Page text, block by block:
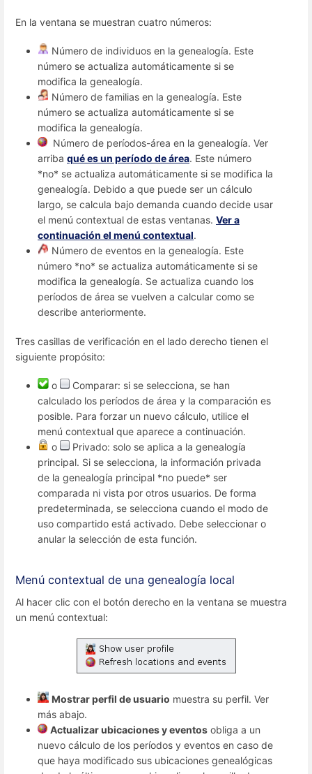
En la ventana se muestran cuatro números:
Número de individuos en la genealogía. Este
número se actualiza automáticamente si se
modifica la genealogía.
Número de familias en la genealogía. Este
número se actualiza automáticamente si se
modifica la genealogía.
Número de períodos-área en la genealogía. Ver
arriba qué es un período de área. Este número
*no* se actualiza automáticamente si se modifica la
genealogía. Debido a que puede ser un cálculo
largo, se calcula bajo demanda cuando decide usar
el menú contextual de estas ventanas. Ver a
continuación el menú contextual.
Número de eventos en la genealogía. Este
número *no* se actualiza automáticamente si se
modifica la genealogía. Se actualiza cuando los
períodos de área se vuelven a calcular como se
describe anteriormente.
Tres casillas de verificación en el lado derecho tienen el
siguiente propósito:
o
Comparar: si se selecciona, se han
calculado los períodos de área y la comparación es
posible. Para forzar un nuevo cálculo, utilice el
menú contextual que aparece a continuación.
o
Privado: solo se aplica a la genealogía
principal. Si se selecciona, la información privada
de la genealogía principal *no puede* ser
comparada ni vista por otros usuarios. De forma
predeterminada, se selecciona cuando el modo de
uso compartido está activado. Debe seleccionar o
anular la selección de esta función.
Menú contextual de una genealogía local
Al hacer clic con el botón derecho en la ventana se muestra
un menú contextual:
Mostrar perfil de usuario muestra su perfil. Ver
más abajo.
Actualizar ubicaciones y eventos obliga a un
nuevo cálculo de los períodos y eventos en caso de
que haya modificado sus ubicaciones genealógicas